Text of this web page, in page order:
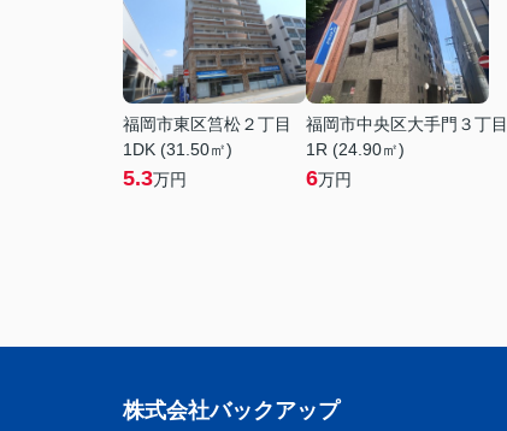
福岡市東区筥松２丁目
1DK (31.50㎡)
5.3万円
福岡市中央区大手門３丁目
1R (24.90㎡)
6万円
株式会社バックアップ